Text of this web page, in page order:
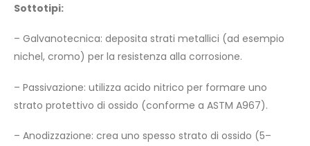
Sottotipi:
– Galvanotecnica: deposita strati metallici (ad esempio
nichel, cromo) per la resistenza alla corrosione.
– Passivazione: utilizza acido nitrico per formare uno
strato protettivo di ossido (conforme a ASTM A967).
– Anodizzazione: crea uno spesso strato di ossido (5–